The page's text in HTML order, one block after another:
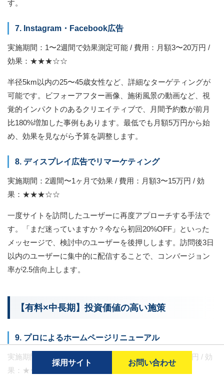
す。
7. Instagram・Facebook広告
実施期間：1〜2週間で効果測定可能 / 費用：月額3〜20万円 /
効果：★★★☆☆
半径5km以内の25〜45歳女性など、詳細なターゲティングが
可能です。ビフォーアフター画像、施術風景の動画など、視
覚的インパクトのあるクリエイティブで、月間予約数が前月
比180%増加した事例もあります。最低でも月額5万円から始
め、効果を見ながら予算を調整します。
8. ディスプレイ広告でリマーケティング
実施期間：2週間〜1ヶ月で効果 / 費用：月額3〜15万円 / 効
果：★★★☆☆
一度サイトを訪問したユーザーに再度アプローチする手法で
す。「まだ迷っていますか？今なら初回20%OFF」といった
メッセージで、検討中のユーザーを後押しします。訪問後3日
以内のユーザーに集中的に配信することで、コンバージョン
率が2.5倍向上します。
【有料×中長期】投資価値の高い施策
9. プロによるホームページリニューアル
実施期間：3〜6ヶ月で大幅改善 / 費用：初期50〜200万円 / 効
果：★★★★★
採用サイト お問い合わせ